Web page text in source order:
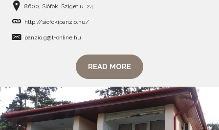
8600, Siófok, Sziget u. 24.
http://siofokipanzio.hu/
panzio.g@t-online.hu
READ MORE